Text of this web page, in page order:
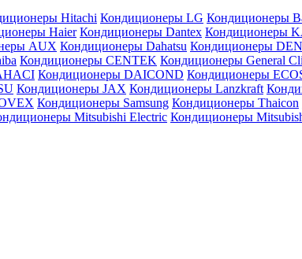
Hitachi Кондиционеры LG Кондиционеры
Haier Кондиционеры Dantex Кондиционеры
AUX Кондиционеры Dahatsu Кондиционеры
Кондиционеры CENTEK Кондиционеры General
Кондиционеры DAICOND Кондиционеры
Кондиционеры JAX Кондиционеры Lanzkraft
Кондиционеры Samsung Кондиционеры Thaicon
Mitsubishi Electric Кондиционеры